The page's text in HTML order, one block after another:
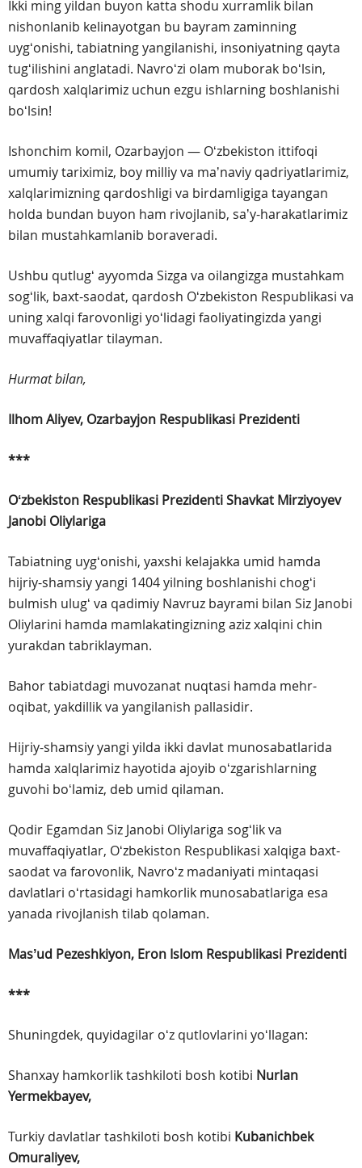
Ikki ming yildan buyon katta shodu xurramlik bilan
nishonlanib kelinayotgan bu bayram zaminning
uygʻonishi, tabiatning yangilanishi, insoniyatning qayta
tugʻilishini anglatadi. Navroʻzi olam muborak boʻlsin,
qardosh xalqlarimiz uchun ezgu ishlarning boshlanishi
boʻlsin!
Ishonchim komil, Ozarbayjon — Oʻzbekiston ittifoqi
umumiy tariximiz, boy milliy va maʼnaviy qadriyatlarimiz,
xalqlarimizning qardoshligi va birdamligiga tayangan
holda bundan buyon ham rivojlanib, saʼy-harakatlarimiz
bilan mustahkamlanib boraveradi.
Ushbu qutlugʻ ayyomda Sizga va oilangizga mustahkam
sogʻlik, baxt-saodat, qardosh Oʻzbekiston Respublikasi va
uning xalqi farovonligi yoʻlidagi faoliyatingizda yangi
muvaffaqiyatlar tilayman.
Hurmat bilan,
Ilhom Aliyev, Ozarbayjon Respublikasi Prezidenti
***
Oʻzbekiston Respublikasi PrezidentiShavkat Mirziyoyev
Janobi Oliylariga
Tabiatning uygʻonishi, yaxshi kelajakka umid hamda
hijriy-shamsiy yangi 1404 yilning boshlanishi chogʻi
bulmish ulugʻ va qadimiy Navruz bayrami bilan Siz Janobi
Oliylarini hamda mamlakatingizning aziz xalqini chin
yurakdan tabriklayman.
Bahor tabiatdagi muvozanat nuqtasi hamda mehr-
oqibat, yakdillik va yangilanish pallasidir.
Hijriy-shamsiy yangi yilda ikki davlat munosabatlarida
hamda xalqlarimiz hayotida ajoyib oʻzgarishlarning
guvohi boʻlamiz, deb umid qilaman.
Qodir Egamdan Siz Janobi Oliylariga sogʻlik va
muvaffaqiyatlar, Oʻzbekiston Respublikasi xalqiga baxt-
saodat va farovonlik, Navroʻz madaniyati mintaqasi
davlatlari oʻrtasidagi hamkorlik munosabatlariga esa
yanada rivojlanish tilab qolaman.
Masʼud Pezeshkiyon, Eron Islom Respublikasi Prezidenti
***
Shuningdek, quyidagilar oʻz qutlovlarini yoʻllagan:
Shanxay hamkorlik tashkiloti bosh kotibi Nurlan
Yermekbayev,
Turkiy davlatlar tashkiloti bosh kotibi Kubanichbek
Omuraliyev,